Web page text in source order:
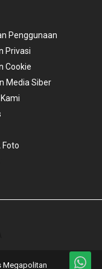
Penggunaan
Privasi
Cookie
Media Siber
Foto
Megapolitan